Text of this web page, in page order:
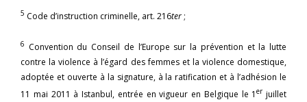
5 Code d’instruction criminelle, art. 216ter ;
6 Convention du Conseil de l’Europe sur la prévention et la lutte
contre la violence à l’égard des femmes et la violence domestique,
adoptée et ouverte à la signature, à la ratification et à l’adhésion le
11 mai 2011 à Istanbul, entrée en vigueur en Belgique le 1erjuillet